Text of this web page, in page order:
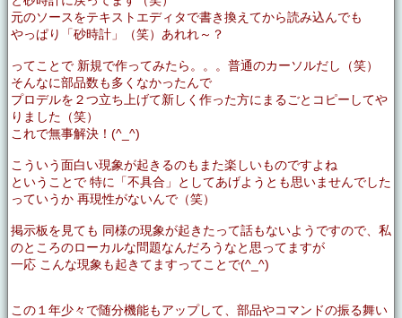
元のソースをテキストエディタで書き換えてから読み込んでも
やっぱり「砂時計」（笑）あれれ～？
ってことで 新規で作ってみたら。。。普通のカーソルだし（笑）
そんなに部品数も多くなかったんで
プロデルを２つ立ち上げて新しく作った方にまるごとコピーしてや
りました（笑）
これで無事解決！(^_^)
こういう面白い現象が起きるのもまた楽しいものですよね
ということで 特に「不具合」としてあげようとも思いませんでした
っていうか 再現性がないんで（笑）
掲示板を見ても 同様の現象が起きたって話もないようですので、私
のところのローカルな問題なんだろうなと思ってますが
一応 こんな現象も起きてますってことで(^_^)
この１年少々で随分機能もアップして、部品やコマンドの振る舞い